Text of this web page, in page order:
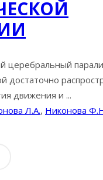
церебральный
достаточно
движения и ...
Л.А., Никонова